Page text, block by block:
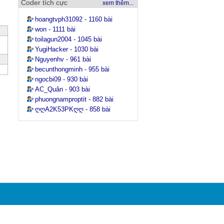
xem thêm...
Coder tích cực
hoangtvph31092 - 1160 bài
won - 1111 bài
toilagun2004 - 1045 bài
YugiHacker - 1030 bài
Nguyenhv - 961 bài
becunthongminh - 955 bài
ngocbi09 - 930 bài
AC_Quân - 903 bài
phuongnamproptit - 882 bài
ღღA2K53PKღღ - 858 bài